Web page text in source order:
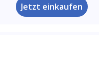
Jetzt einkaufen